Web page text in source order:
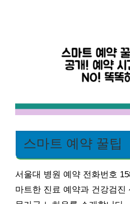
스마트 예약 꿀팁
서울대 병원 예약 전화번호
마트한 진료 예약과 건강검진